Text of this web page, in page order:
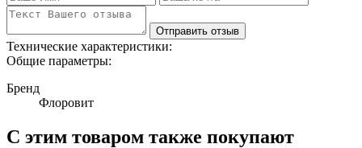
Отправить отзыв
Технические характеристики:
Общие параметры:
Бренд
Флоровит
С этим товаром также покупают